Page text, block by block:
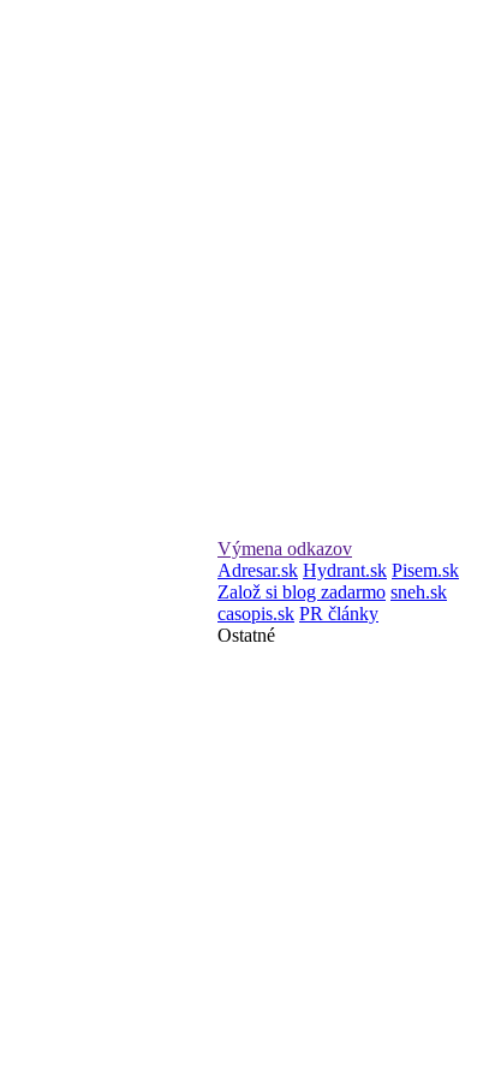
Výmena odkazov
Adresar.sk Hydrant.sk Pisem.sk
Založ si blog zadarmo sneh.sk
casopis.sk PR články
Ostatné